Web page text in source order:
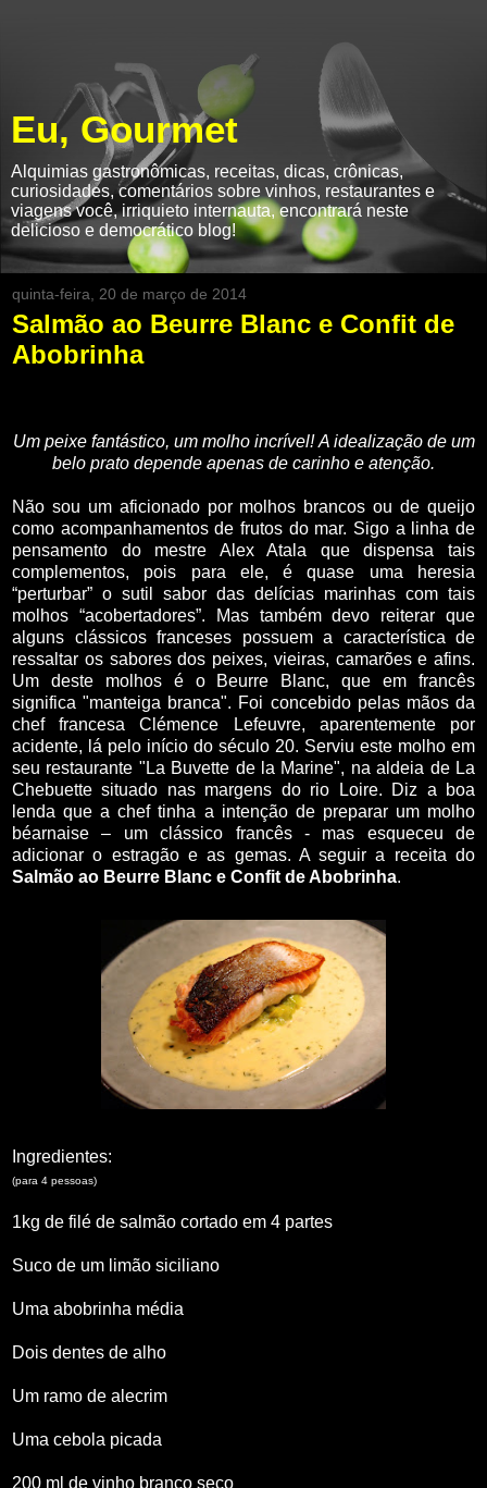
Eu, Gourmet
Alquimias gastronômicas, receitas, dicas, crônicas,
curiosidades, comentários sobre vinhos, restaurantes e
viagens você, irriquieto internauta, encontrará neste
delicioso e democrático blog!
quinta-feira, 20 de março de 2014
Salmão ao Beurre Blanc e Confit de
Abobrinha
Um peixe fantástico, um molho incrível!A idealização de um
belo prato depende apenas de carinho e atenção.
Não sou um aficionado por molhos brancos ou de queijo
como acompanhamentos de frutos do mar. Sigo a linha de
pensamento do mestre Alex Atala que dispensa tais
complementos, pois para ele, é quase uma heresia
“perturbar” o sutil sabor das delícias marinhas com tais
molhos “acobertadores”. Mas também devo reiterar que
alguns clássicos franceses possuem a característica de
ressaltar os sabores dos peixes, vieiras, camarões e afins.
Um deste molhos é o Beurre Blanc, que em francês
significa "manteiga branca". Foi concebido pelas mãos da
chef francesa Clémence Lefeuvre, aparentemente por
acidente, lá pelo início do século 20. Serviu este molho em
seu restaurante "La Buvette de la Marine", na aldeia de La
Chebuette situado nas margens do rio Loire. Diz a boa
lenda que a chef tinha a intenção de preparar um molho
béarnaise – um clássico francês - mas esqueceu de
adicionar o estragão e as gemas. A seguir a receita do
Salmão ao Beurre Blanc e Confit de Abobrinha.
Ingredientes:
(para 4 pessoas)
1kg de filé de salmão cortado em 4 partes
Suco de um limão siciliano
Uma abobrinha média
Dois dentes de alho
Um ramo de alecrim
Uma cebola picada
200 ml de vinho branco seco